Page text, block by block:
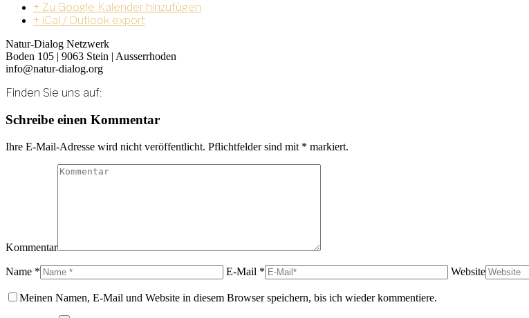
+ Zu Google Kalender hinzufügen
+ iCal / Outlook export
Natur-Dialog Netzwerk
Boden 105 | 9063 Stein | Ausserrhoden
info@natur-dialog.org
Finden Sie uns auf:
Linkedin
page
opens
in
E-
Mail
page
opens
Schreibe einen Kommentar
Ihre E-Mail-Adresse wird nicht veröffentlicht. Pflichtfelder sind mit * markiert.
Kommentar
Name * E-Mail * Website
Meinen Namen, E-Mail und Website in diesem Browser speichern, bis ich wieder kommentiere.